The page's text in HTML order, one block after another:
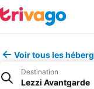
Voir tous les
Destination
Lezzi Avantgarde